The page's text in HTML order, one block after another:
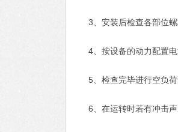
3、安装后检查各部位螺
4、按设备的动力配置电
5、检查完毕进行空负荷
6、在运转时若有冲击声